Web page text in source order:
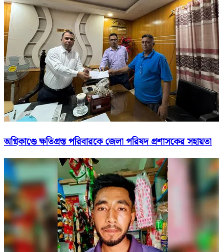
অগ্নিকাণ্ডে ক্ষতিগ্রস্ত পরিবারকে জেলা পরিষদ প্রশাসকের সহায়তা